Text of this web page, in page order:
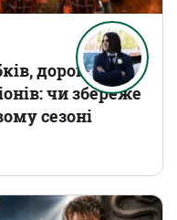
дорогі
чи збереже
сезоні